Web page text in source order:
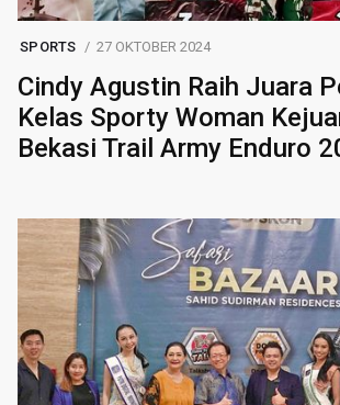
SPORTS 27 OKTOBER 2024
Cindy Agustin Raih Juara
Kelas Sporty Woman
Bekasi Trail Army Enduro